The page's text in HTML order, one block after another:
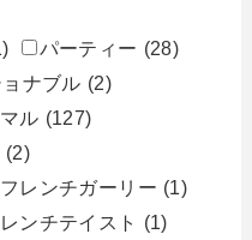
パーティー (28)
ナブル (2)
ル (127)
(2)
フレンチガーリー (1)
ンチテイスト
(1)